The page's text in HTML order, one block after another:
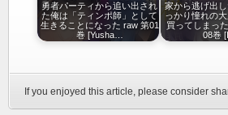
勇者パーティから追い出され
た俺は「ティンポ師」として
生きることになった raw 第01
巻 [Yusha…
家から逃げ出
っかり憧れの
買ってしまっ
08巻
If you enjoyed this article, please consider